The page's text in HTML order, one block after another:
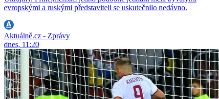
evropskými a ruskými představiteli se uskutečnilo nedávno.
Aktuálně.cz - Zprávy
dnes, 11:20